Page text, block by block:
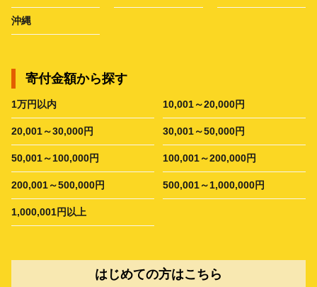
沖縄
寄付金額から探す
1万円以内 10,001～20,000円
20,001～30,000円 30,001～50,000円
50,001～100,000円 100,001～200,000円
200,001～500,000円 500,001～1,000,000円
1,000,001円以上
はじめての方はこちら